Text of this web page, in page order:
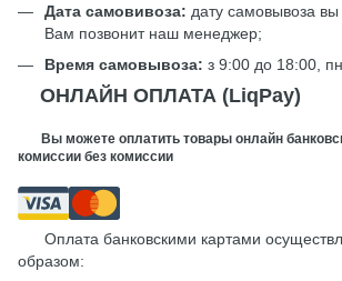
Дата самовивоза: дату самовывоза вы
Вам позвонит наш менеджер;
Время самовывоза: з 9:00 до 18:00,
ОНЛАЙН ОПЛАТА (LiqPay)
Вы можете оплатить товары онлайн
комиссии без комиссии
Оплата банковскими картами
образом: